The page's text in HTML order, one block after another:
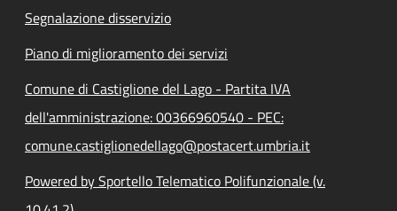
Segnalazione disservizio
Piano di miglioramento dei servizi
Comune di Castiglione del Lago - Partita IVA
dell'amministrazione: 00366960540 - PEC:
comune.castiglionedellago@postacert.umbria.it
Powered by Sportello Telematico Polifunzionale (v.